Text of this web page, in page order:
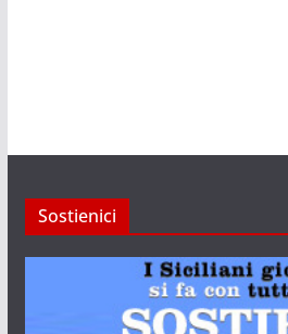
Sostienici